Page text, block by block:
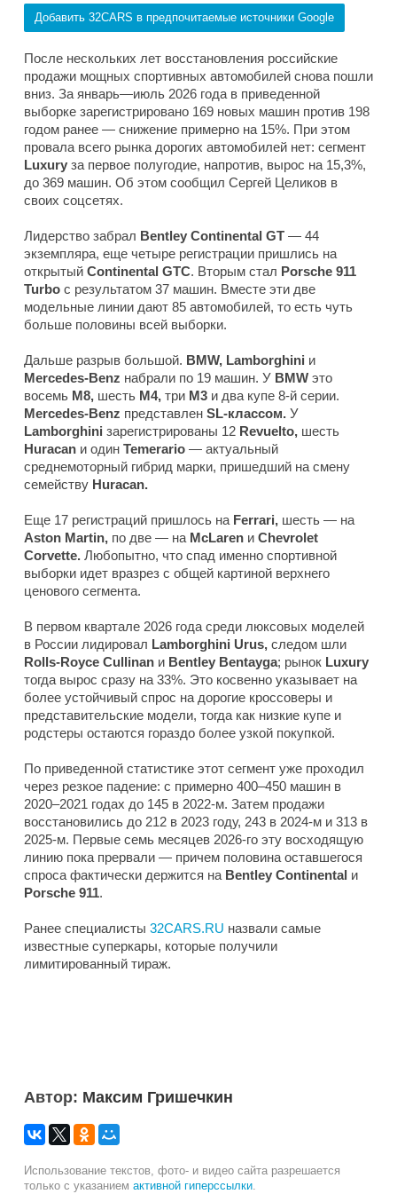
Добавить 32CARS в предпочитаемые источники Google
После нескольких лет восстановления российские
продажи мощных спортивных автомобилей снова пошли
вниз. За январь—июль 2026 года в приведенной
выборке зарегистрировано 169 новых машин против 198
годом ранее — снижение примерно на 15%. При этом
провала всего рынка дорогих автомобилей нет: сегмент
Luxury за первое полугодие, напротив, вырос на 15,3%,
до 369 машин. Об этом сообщил Сергей Целиков в
своих соцсетях.
Лидерство забрал Bentley Continental GT — 44
экземпляра, еще четыре регистрации пришлись на
открытый Continental GTC. Вторым стал Porsche 911
Turbo с результатом 37 машин. Вместе эти две
модельные линии дают 85 автомобилей, то есть чуть
больше половины всей выборки.
Дальше разрыв большой. BMW, Lamborghini и
Mercedes-Benz набрали по 19 машин. У BMW это
восемь M8, шесть M4, три M3 и два купе 8-й серии.
Mercedes-Benz представлен SL-классом. У
Lamborghini зарегистрированы 12 Revuelto, шесть
Huracan и один Temerario — актуальный
среднемоторный гибрид марки, пришедший на смену
семейству Huracan.
Еще 17 регистраций пришлось на Ferrari, шесть — на
Aston Martin, по две — на McLaren и Chevrolet
Corvette. Любопытно, что спад именно спортивной
выборки идет вразрез с общей картиной верхнего
ценового сегмента.
В первом квартале 2026 года среди люксовых моделей
в России лидировал Lamborghini Urus, следом шли
Rolls-Royce Cullinan и Bentley Bentayga; рынок Luxury
тогда вырос сразу на 33%. Это косвенно указывает на
более устойчивый спрос на дорогие кроссоверы и
представительские модели, тогда как низкие купе и
родстеры остаются гораздо более узкой покупкой.
По приведенной статистике этот сегмент уже проходил
через резкое падение: с примерно 400–450 машин в
2020–2021 годах до 145 в 2022-м. Затем продажи
восстановились до 212 в 2023 году, 243 в 2024-м и 313 в
2025-м. Первые семь месяцев 2026-го эту восходящую
линию пока прервали — причем половина оставшегося
спроса фактически держится на Bentley Continental и
Porsche 911.
Ранее специалисты 32CARS.RU назвали самые
известные суперкары, которые получили
лимитированный тираж.
Автор: Максим Гришечкин
Использование текстов, фото- и видео сайта разрешается
только с указанием активной гиперссылки